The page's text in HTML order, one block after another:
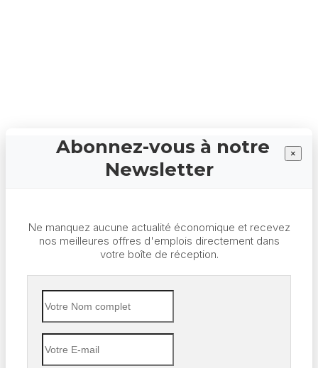
×
Abonnez-vous à notre
Newsletter
Ne manquez aucune actualité économique et recevez
nos meilleures offres d'emplois directement dans
votre boîte de réception.